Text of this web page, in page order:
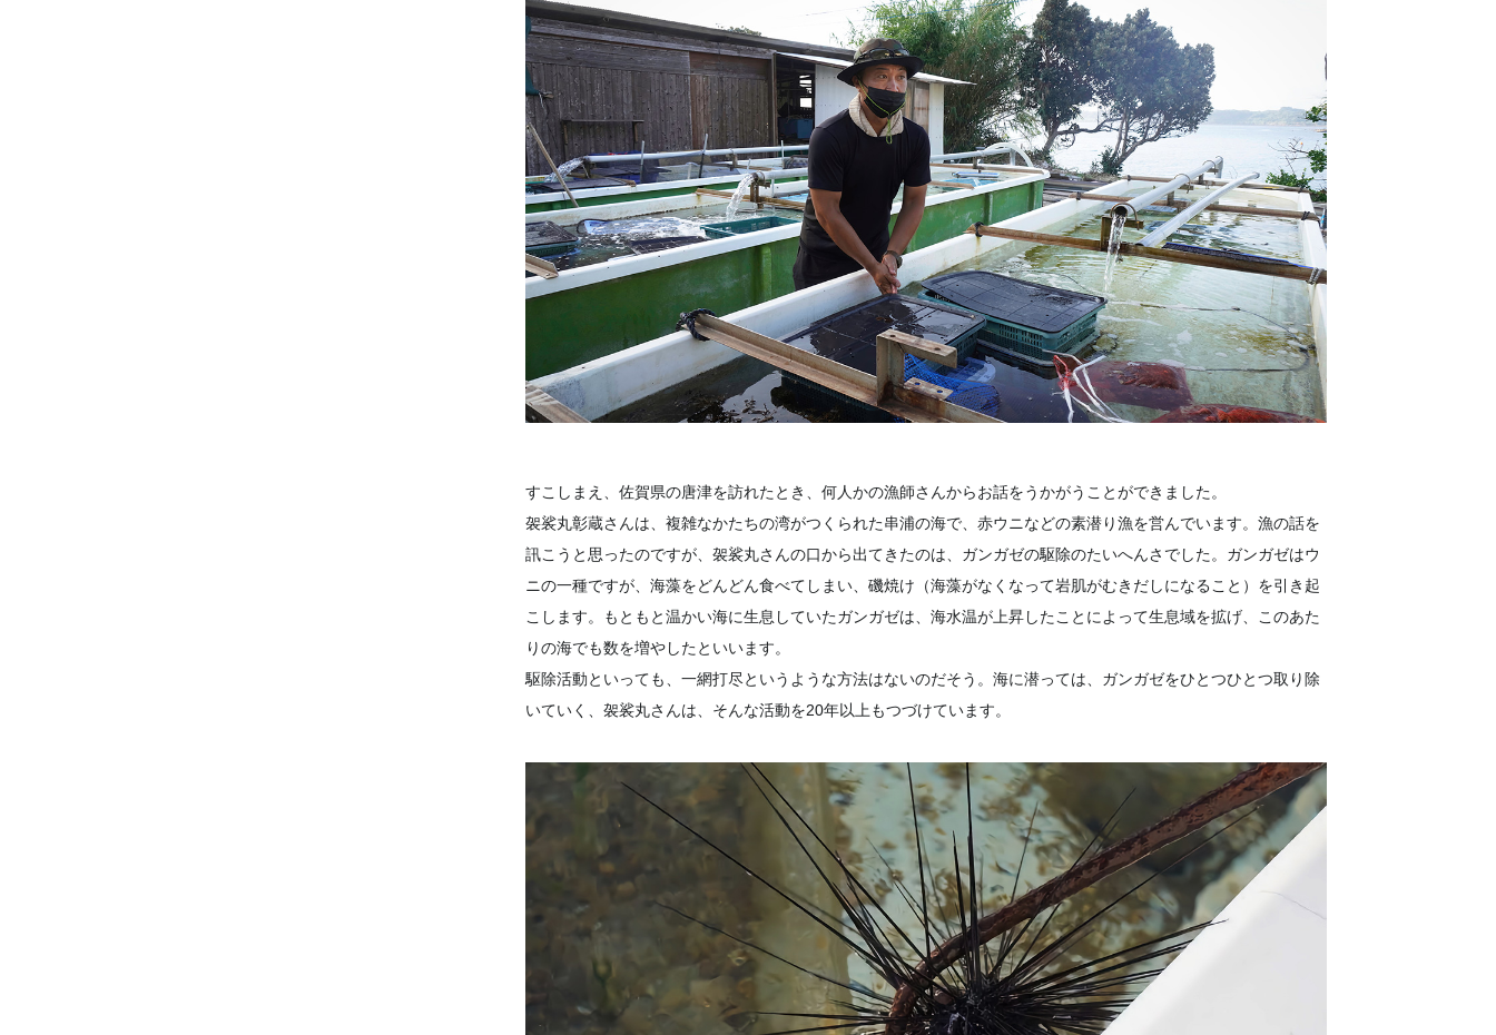
すこしまえ、佐賀県の唐津を訪れたとき、何人かの漁師さんからお話をうかがうことができました。
袈裟丸彰蔵さんは、複雑なかたちの湾がつくられた串浦の海で、赤ウニなどの素潜り漁を営んでいます。漁の話を
訊こうと思ったのですが、袈裟丸さんの口から出てきたのは、ガンガゼの駆除のたいへんさでした。ガンガゼはウ
ニの一種ですが、海藻をどんどん食べてしまい、磯焼け（海藻がなくなって岩肌がむきだしになること）を引き起
こします。もともと温かい海に生息していたガンガゼは、海水温が上昇したことによって生息域を拡げ、このあた
りの海でも数を増やしたといいます。
駆除活動といっても、一網打尽というような方法はないのだそう。海に潜っては、ガンガゼをひとつひとつ取り除
いていく、袈裟丸さんは、そんな活動を20年以上もつづけています。